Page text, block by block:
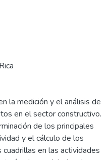
la medición y el análisis de
en el sector constructivo.
de los principales
y el cálculo de los
en las actividades